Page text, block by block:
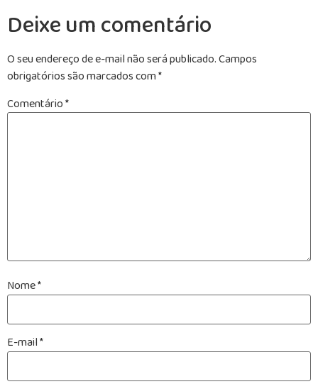
Deixe um comentário
O seu endereço de e-mail não será publicado.Campos
obrigatórios são marcados com*
Comentário*
Nome*
E-mail*